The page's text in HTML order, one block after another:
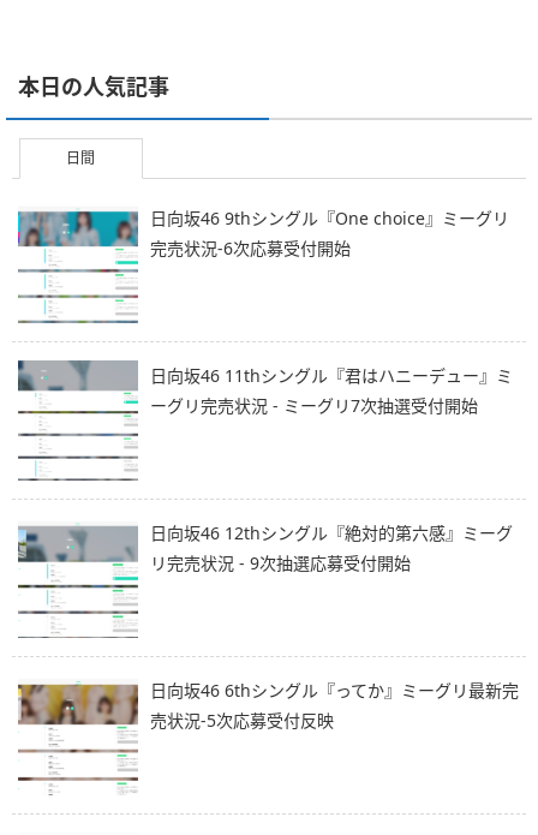
本日の人気記事
日間
日向坂46 9thシングル『One choice』ミーグリ
完売状況-6次応募受付開始
日向坂46 11thシングル『君はハニーデュー』ミ
ーグリ完売状況 - ミーグリ7次抽選受付開始
日向坂46 12thシングル『絶対的第六感』ミーグ
リ完売状況 - 9次抽選応募受付開始
日向坂46 6thシングル『ってか』ミーグリ最新完
売状況-5次応募受付反映